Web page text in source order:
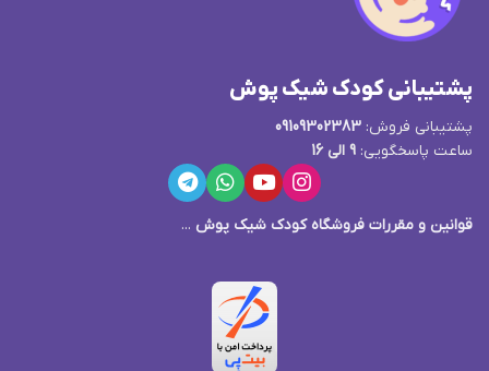
پشتیبانی کودک شیک پوش
پشتیبانی فروش: 09109302383
ساعت پاسخگویی: 9 الی 16
قوانین و مقررات فروشگاه کودک شیک پوش ...